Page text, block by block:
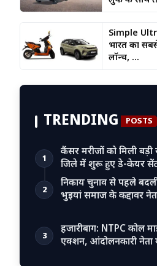
Simple
भारत का
लॉन्च, ...
TRENDING POSTS
1
कैंसर मरीजों को मिली बड़ी
जिले में शुरू हुए डे-केयर
2
निकाय चुनाव से पहले
भुइयां समाज के कद्दावर
3
हजारीबाग: NTPC कोल
एक्शन, आंदोलनकारी नेता